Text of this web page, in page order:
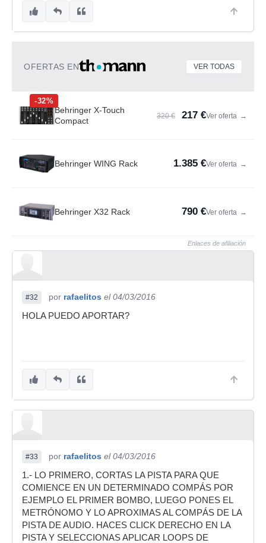
OFERTAS EN VER TODAS
-32%
Behringer X-Touch
Compact
320 € 217 €Ver oferta →
Behringer WING Rack 1.385 €Ver oferta →
Behringer X32 Rack 790 €Ver oferta →
Enlaces de afiliación
#32 por rafaelitos el 04/03/2016
HOLA PUEDO APORTAR?
#33 por rafaelitos el 04/03/2016
1.- LO PRIMERO, CORTAS LA PISTA PARA QUE
COMIENCE EN UN DETERMINADO COMPÁS POR
EJEMPLO EL PRIMER BOMBO, LUEGO PONES EL
METRÓNOMO Y LO APROXIMAS AL COMPÁS DE LA
PISTA DE AUDIO. HACES CLICK DERECHO EN LA
PISTA Y SELECCIONAS APLICAR LOOPS DE